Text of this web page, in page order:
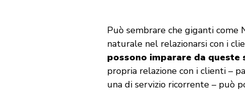
Può sembrare che giganti
naturale nel relazionarsi con i
possono imparare da queste
propria relazione con i clienti –
una di servizio ricorrente – può